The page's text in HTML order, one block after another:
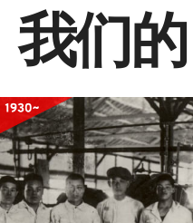
我们的